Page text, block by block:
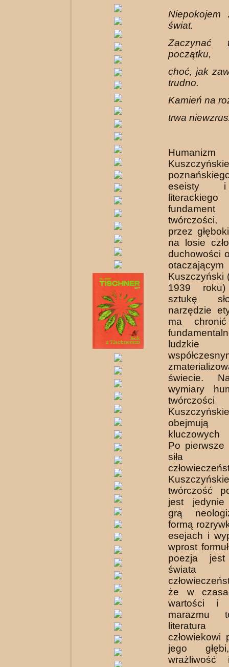
Niepokojem
świat.
Zaczynać
początku,
choć, jak
trudno.
Kamień na
trwa
eseisty
fundament
twórczości,
przez
na losie
duchowości
Kuszczyński
1939 roku)
sztukę
narzędzie
ma
świecie.
wymiary
Po pierwsze
siła
twórczość
jest jedynie
grą
formą
esejach i
wprost
poezja jest
że w
wartości i
marazmu
literatura
człowiekowi
jego
wrażliwość